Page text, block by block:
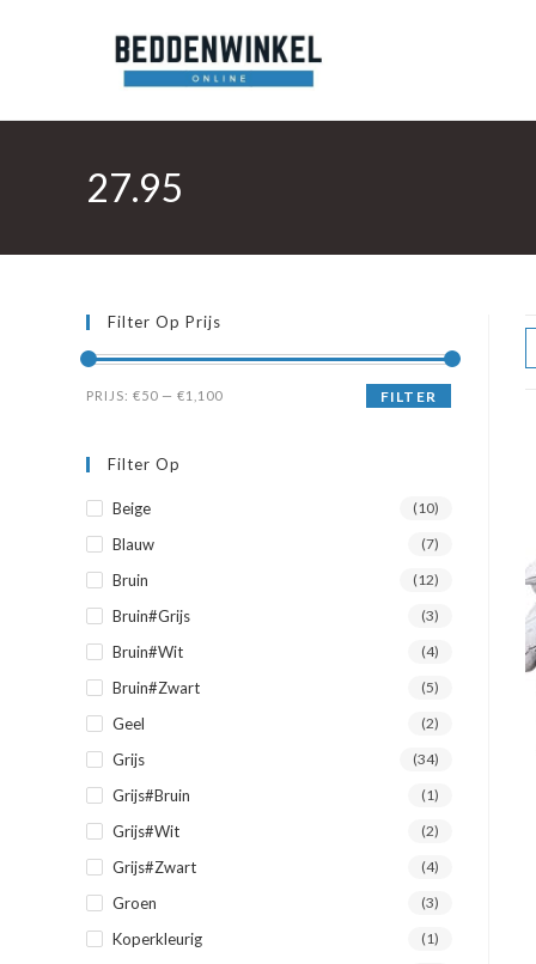
27.95
Filter Op Prijs
Min.
Max.
FILTER
PRIJS: €50 — €1,100
Filter Op
Beige (10)
Blauw (7)
Bruin (12)
Bruin#Grijs (3)
Bruin#Wit (4)
Bruin#Zwart (5)
Geel (2)
Grijs (34)
Grijs#Bruin (1)
Grijs#Wit (2)
Grijs#Zwart (4)
Groen (3)
Koperkleurig (1)